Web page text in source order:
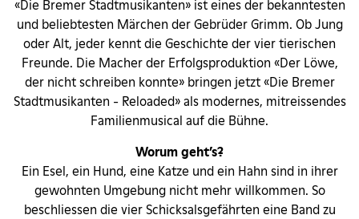
«Die Bremer Stadtmusikanten» ist eines der bekanntesten
und beliebtesten Märchen der Gebrüder Grimm. Ob Jung
oder Alt, jeder kennt die Geschichte der vier tierischen
Freunde. Die Macher der Erfolgsproduktion «Der Löwe,
der nicht schreiben konnte» bringen jetzt «Die Bremer
Stadtmusikanten - Reloaded» als modernes, mitreissendes
Familienmusical auf die Bühne.
Worum geht’s?
Ein Esel, ein Hund, eine Katze und ein Hahn sind in ihrer
gewohnten Umgebung nicht mehr willkommen. So
beschliessen die vier Schicksalsgefährten eine Band zu